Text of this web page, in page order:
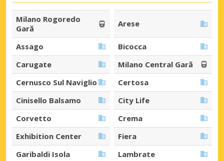
Milano Rogoredo
Gară
Arese
Assago
Bicocca
Carugate
Milano Central Gară
Cernusco Sul Naviglio
Certosa
Cinisello Balsamo
City Life
Corvetto
Crema
Exhibition Center
Fiera
Garibaldi Isola
Lambrate